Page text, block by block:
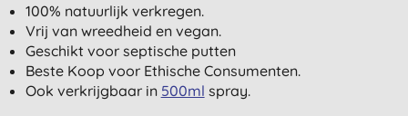
100% natuurlijk verkregen.
Vrij van wreedheid en vegan.
Geschikt voor septische putten
Beste Koop voor Ethische Consumenten.
Ook verkrijgbaar in 500ml spray.